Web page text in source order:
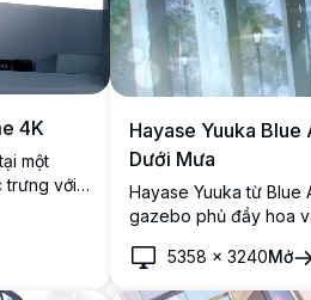
4K
một
trưng với
Hayase Yuuka
Dưới Mưa
Hayase Yuuka từ
gazebo phủ đầy hoa
rạp, hoa tím và cơn
5358 × 3240Mở